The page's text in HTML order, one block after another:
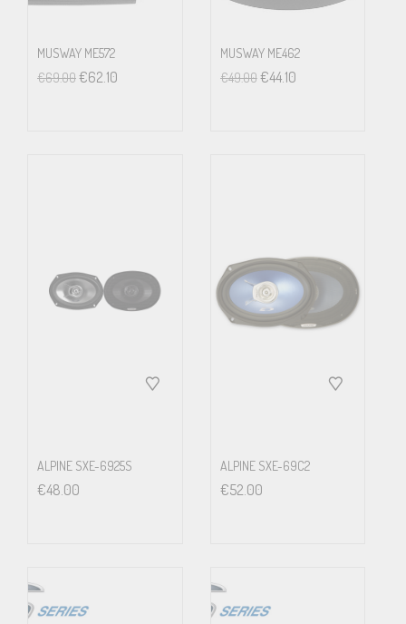
MUSWAY ME572
€69.00€62.10
MUSWAY ME462
€49.00 €44.10
ALPINE SXE-6925S
€48.00
ALPINE SXE-69C2
€52.00